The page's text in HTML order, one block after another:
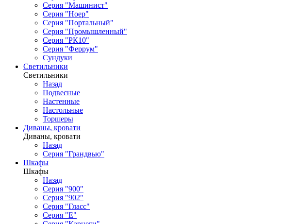
Серия "Машинист"
Серия "Ноер"
Серия "Портальный"
Серия "Промышленный"
Серия "РК10"
Серия "Феррум"
Сундуки
Светильники
Светильники
Назад
Подвесные
Настенные
Настольные
Торшеры
Диваны, кровати
Диваны, кровати
Назад
Серия "Грандвью"
Шкафы
Шкафы
Назад
Серия "900"
Серия "902"
Серия "Гласс"
Серия "Е"